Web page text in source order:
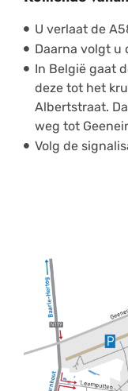
U verlaat de
Daarna volgt u
In België gaat
deze tot het
Albertstraat.
weg tot
Volg de